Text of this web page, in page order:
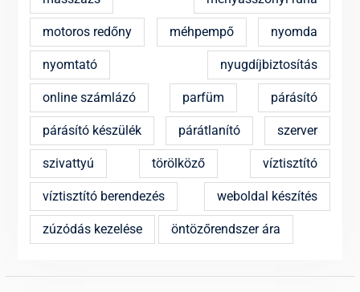
motoros redőny méhpempő nyomda
nyomtató nyugdíjbiztosítás
online számlázó parfüm párásító
párásító készülék párátlanító szerver
szivattyú törölköző víztisztító
víztisztító berendezés weboldal készítés
zúzódás kezelése öntözőrendszer ára